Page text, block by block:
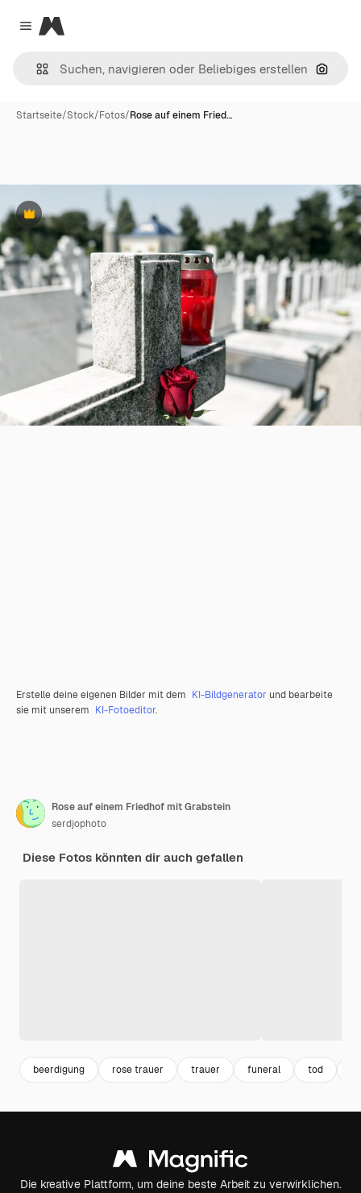
Close menu
Magnific
Nach
Startseite/Stock/Fotos/Rose auf einem Fried…
Premium
Erstelle deine eigenen Bilder mit dem KI-Bildgenerator und bearbeite
sie mit unserem KI-Fotoeditor.
Rose auf einem Friedhof mit Grabstein
serdjophoto
Diese Fotos könnten dir auch gefallen
beerdigung rose trauer trauer funeral tod
Die kreative Plattform, um deine beste Arbeit zu verwirklichen.